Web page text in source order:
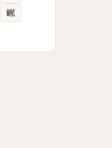
鿳